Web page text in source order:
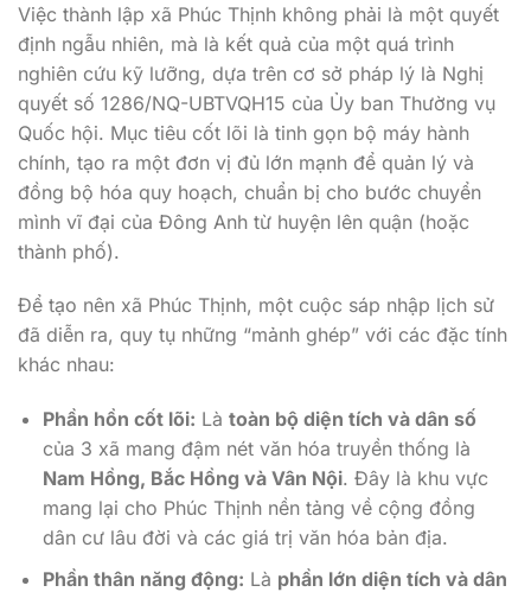
Việc thành lập xã Phúc Thịnh không phải là một quyết
định ngẫu nhiên, mà là kết quả của một quá trình
nghiên cứu kỹ lưỡng, dựa trên cơ sở pháp lý là Nghị
quyết số 1286/NQ-UBTVQH15 của Ủy ban Thường vụ
Quốc hội. Mục tiêu cốt lõi là tinh gọn bộ máy hành
chính, tạo ra một đơn vị đủ lớn mạnh để quản lý và
đồng bộ hóa quy hoạch, chuẩn bị cho bước chuyển
mình vĩ đại của Đông Anh từ huyện lên quận (hoặc
thành phố).
Để tạo nên xã Phúc Thịnh, một cuộc sáp nhập lịch sử
đã diễn ra, quy tụ những “mảnh ghép” với các đặc tính
khác nhau:
Phần hồn cốt lõi: Là toàn bộ diện tích và dân số
của 3 xã mang đậm nét văn hóa truyền thống là
Nam Hồng, Bắc Hồng và Vân Nội. Đây là khu vực
mang lại cho Phúc Thịnh nền tảng về cộng đồng
dân cư lâu đời và các giá trị văn hóa bản địa.
Phần thân năng động: Là phần lớn diện tích và dân